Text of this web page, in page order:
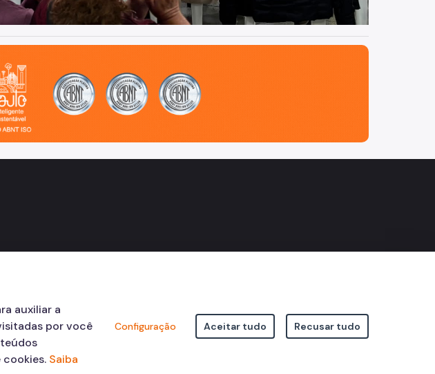
auxiliar a
por você
Saiba
Configuração Aceitar tudo Recusar tudo